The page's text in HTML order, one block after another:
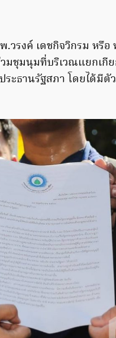
วรงค์ เดชกิจวิกรม หรื
มชุมนุมที่บริเวณแยกเกี
ะธานรัฐสภา โดยได้มีตั